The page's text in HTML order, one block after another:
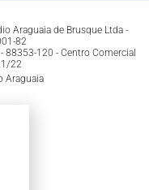
Araguaia de Brusque Ltda -
82
88353-120 - Centro Comercial
22
Araguaia